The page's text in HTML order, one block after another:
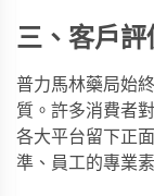
三、客戶評
普力馬林藥局始
質。許多消費者
各大平台留下正
準、員工的專業